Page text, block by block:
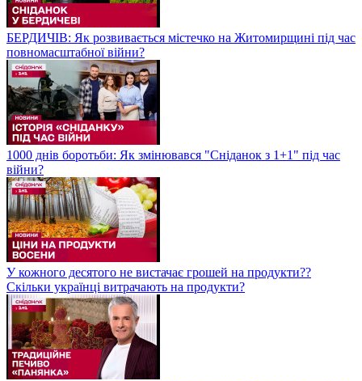
БЕРДИЧІВ: Як розвивається містечко на Житомирщині під час
повномасштабної війни?
1000 днів боротьби: Як змінювався "Сніданок з 1+1" під час
війни?
У кожного десятого не вистачає грошей на продукти??
Скільки українці витрачають на продукти?